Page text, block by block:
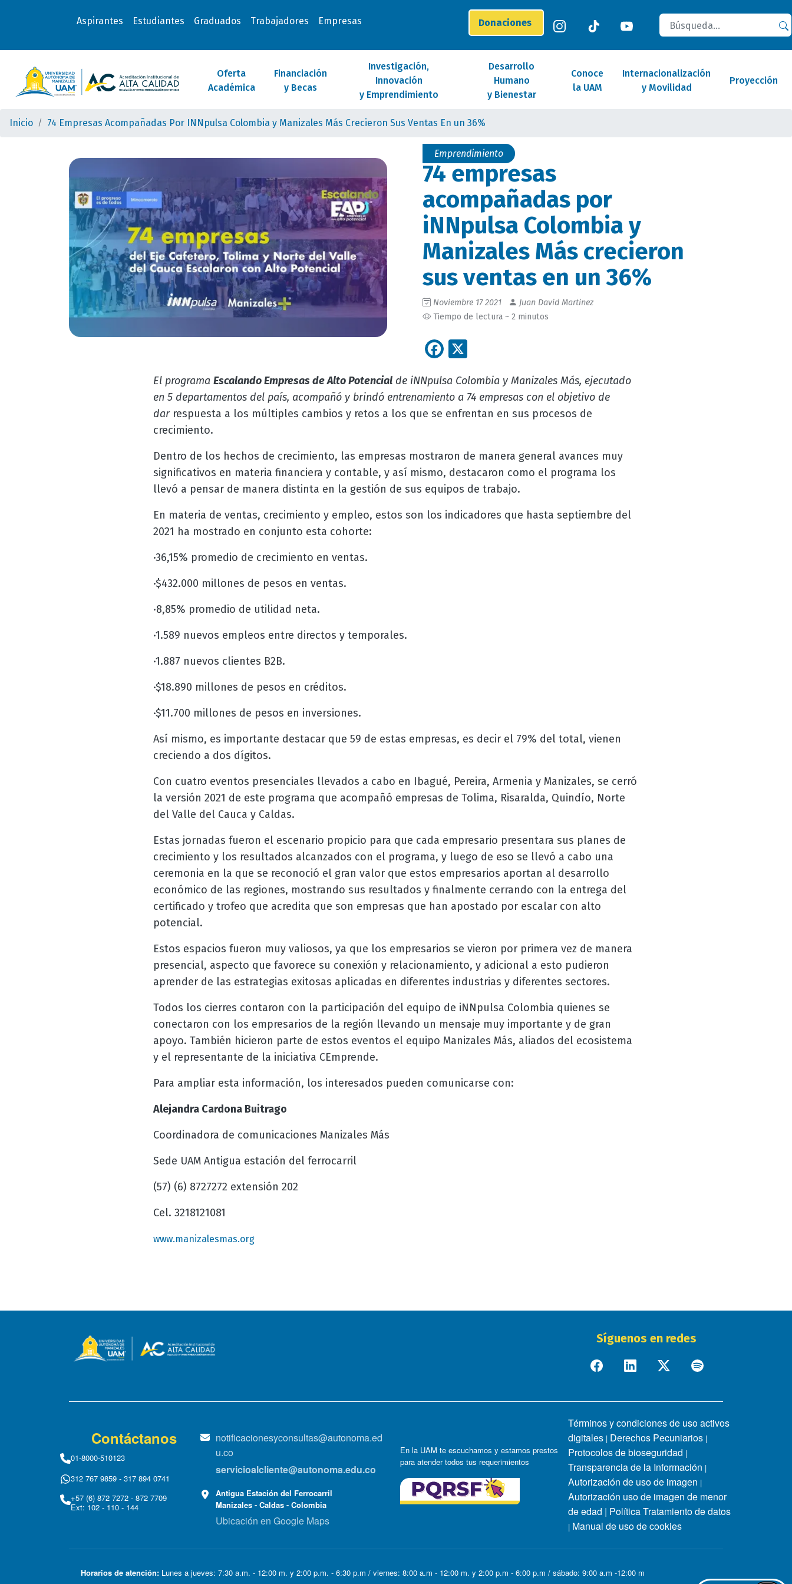
Aspirantes Estudiantes Graduados Trabajadores Empresas Donaciones
Buscar
Oferta
Académica
Financiación
y Becas
Investigación,
Innovación
y Emprendimiento
Desarrollo
Humano
y Bienestar
Conoce
la UAM
Internacionalización
y Movilidad
Proyección
Inicio 74 Empresas Acompañadas Por INNpulsa Colombia y Manizales Más Crecieron Sus Ventas En un 36%
Emprendimiento
74 empresas
acompañadas por
iNNpulsa Colombia y
Manizales Más crecieron
sus ventas en un 36%
Noviembre 17 2021
Juan David Martinez
Tiempo de lectura ~ 2 minutos
Facebook
El programa Escalando Empresas de Alto Potencialde iNNpulsa Colombia y Manizales Más, ejecutado
en 5 departamentos del país, acompañó y brindó entrenamiento a 74 empresas con el objetivo de
dar respuesta a los múltiples cambios y retos a los que se enfrentan en sus procesos de
crecimiento.
Dentro de los hechos de crecimiento, las empresas mostraron de manera general avances muy
significativos en materia financiera y contable, y así mismo, destacaron como el programa los
llevó a pensar de manera distinta en la gestión de sus equipos de trabajo.
En materia de ventas, crecimiento y empleo, estos son los indicadores que hasta septiembre del
2021 ha mostrado en conjunto esta cohorte:
·36,15% promedio de crecimiento en ventas.
·$432.000 millones de pesos en ventas.
·8,85% promedio de utilidad neta.
·1.589 nuevos empleos entre directos y temporales.
·1.887 nuevos clientes B2B.
·$18.890 millones de pesos en créditos.
·$11.700 millones de pesos en inversiones.
Así mismo, es importante destacar que 59 de estas empresas, es decir el 79% del total, vienen
creciendo a dos dígitos.
Con cuatro eventos presenciales llevados a cabo en Ibagué, Pereira, Armenia y Manizales, se cerró
la versión 2021 de este programa que acompañó empresas de Tolima, Risaralda, Quindío, Norte
del Valle del Cauca y Caldas.
Estas jornadas fueron el escenario propicio para que cada empresario presentara sus planes de
crecimiento y los resultados alcanzados con el programa, y luego de eso se llevó a cabo una
ceremonia en la que se reconoció el gran valor que estos empresarios aportan al desarrollo
económico de las regiones, mostrando sus resultados y finalmente cerrando con la entrega del
certificado y trofeo que acredita que son empresas que han apostado por escalar con alto
potencial.
Estos espacios fueron muy valiosos, ya que los empresarios se vieron por primera vez de manera
presencial, aspecto que favorece su conexión y relacionamiento, y adicional a esto pudieron
aprender de las estrategias exitosas aplicadas en diferentes industrias y diferentes sectores.
Todos los cierres contaron con la participación del equipo de iNNpulsa Colombia quienes se
conectaron con los empresarios de la región llevando un mensaje muy importante y de gran
apoyo. También hicieron parte de estos eventos el equipo Manizales Más, aliados del ecosistema
y el representante de la iniciativa CEmprende.
Para ampliar esta información, los interesados pueden comunicarse con:
Alejandra Cardona Buitrago
Coordinadora de comunicaciones Manizales Más
Sede UAM Antigua estación del ferrocarril
(57) (6) 8727272 extensión 202
Cel. 3218121081
www.manizalesmas.org
Síguenos en redes
Contáctanos
01-8000-510123
312 767 9859 - 317 894 0741
+57 (6) 872 7272 - 872 7709
Ext: 102 - 110 - 144
notificacionesyconsultas@autonoma.ed
u.co
servicioalcliente@autonoma.edu.co
Antigua Estación del Ferrocarril
Manizales - Caldas - Colombia
Ubicación en Google Maps
En la UAM te escuchamos y estamos prestos
para atender todos tus requerimientos
Términos y condiciones de uso activos
digitales | Derechos Pecuniarios |
Protocolos de bioseguridad |
Transparencia de la Información |
Autorización de uso de imagen |
Autorización uso de imagen de menor
de edad | Política Tratamiento de datos
| Manual de uso de cookies
Horarios de atención: Lunes a jueves: 7:30 a.m. - 12:00 m. y 2:00 p.m. - 6:30 p.m / viernes: 8:00 a.m - 12:00 m. y 2:00 p.m - 6:00 p.m / sábado: 9:00 a.m -12:00 m